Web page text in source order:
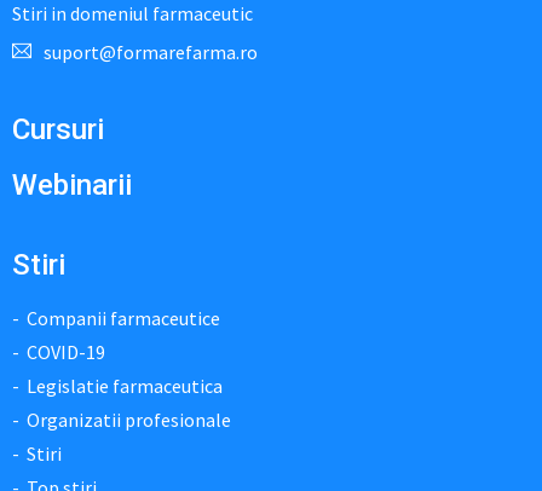
Stiri in domeniul farmaceutic
suport@formarefarma.ro
Cursuri
Webinarii
Stiri
Companii farmaceutice
COVID-19
Legislatie farmaceutica
Organizatii profesionale
Stiri